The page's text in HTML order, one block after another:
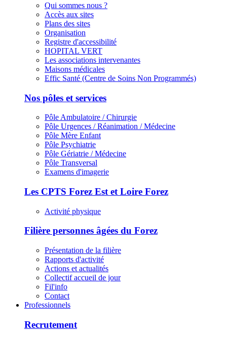
Qui sommes nous ?
Accès aux sites
Plans des sites
Organisation
Registre d'accessibilité
HOPITAL VERT
Les associations intervenantes
Maisons médicales
Effic Santé (Centre de Soins Non Programmés)
Nos pôles et services
Pôle Ambulatoire / Chirurgie
Pôle Urgences / Réanimation / Médecine
Pôle Mère Enfant
Pôle Psychiatrie
Pôle Gériatrie / Médecine
Pôle Transversal
Examens d'imagerie
Les CPTS Forez Est et Loire Forez
Activité physique
Filière personnes âgées du Forez
Présentation de la filière
Rapports d'activité
Actions et actualités
Collectif accueil de jour
Fil'info
Contact
Professionnels
Recrutement